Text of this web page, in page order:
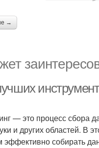
→
— это процесс сбора
и других областей. В
эффективно собирать